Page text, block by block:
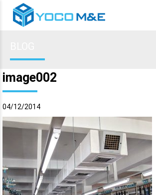
image002
04/12/2014